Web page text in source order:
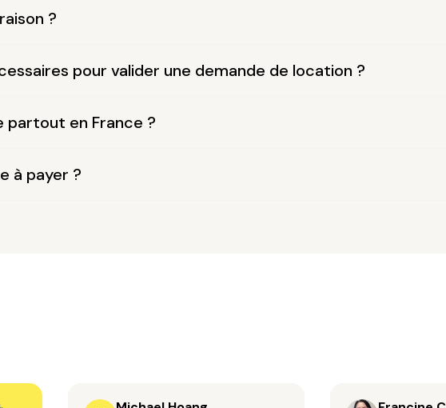
?
pour valider une demande de location ?
partout en France ?
à payer ?